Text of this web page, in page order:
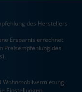
des Herstellers
Ersparnis errechnet
Preisempfehlung des
Wohnmobilvermietung